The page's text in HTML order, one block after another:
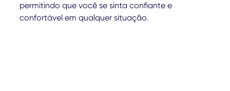
permitindo que você se sinta confiante e
confortável em qualquer situação.